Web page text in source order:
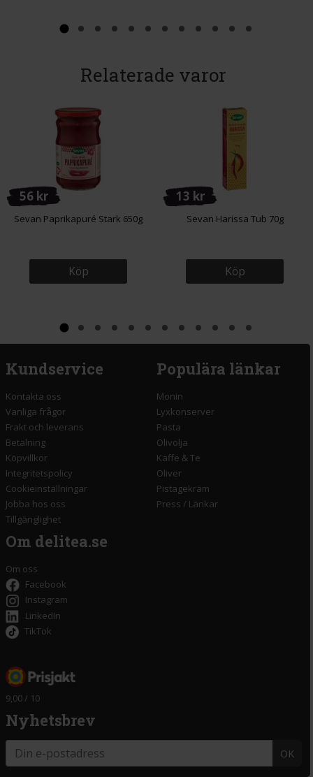
Relaterade varor
56 kr
Sevan Paprikapuré Stark 650g
Köp
13 kr
Sevan Harissa Tub 70g
Köp
Kundservice
Kontakta oss
Vanliga frågor
Frakt och leverans
Betalning
Köpvillkor
Integritetspolicy
Cookieinställningar
Jobba hos oss
Tillgänglighet
Populära länkar
Monin
Lyxkonserver
Pasta
Olivolja
Kaffe & Te
Oliver
Pistagekräm
Press / Länkar
Om delitea.se
Om oss
Facebook
Instagram
LinkedIn
TikTok
9,00 / 10
Nyhetsbrev
OK